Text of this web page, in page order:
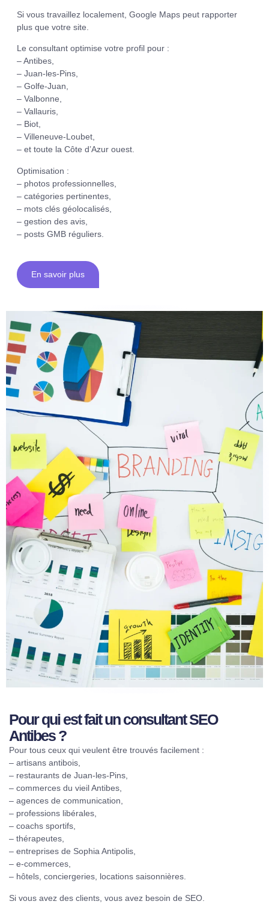
Si vous travaillez localement, Google Maps peut rapporter
plus que votre site.
Le consultant optimise votre profil pour :
– Antibes,
– Juan-les-Pins,
– Golfe-Juan,
– Valbonne,
– Vallauris,
– Biot,
– Villeneuve-Loubet,
– et toute la Côte d’Azur ouest.
Optimisation :
– photos professionnelles,
– catégories pertinentes,
– mots clés géolocalisés,
– gestion des avis,
– posts GMB réguliers.
En savoir plus
Pour qui est fait un consultant SEO
Antibes ?
Pour tous ceux qui veulent être trouvés facilement :
– artisans antibois,
– restaurants de Juan-les-Pins,
– commerces du vieil Antibes,
– agences de communication,
– professions libérales,
– coachs sportifs,
– thérapeutes,
– entreprises de Sophia Antipolis,
– e-commerces,
– hôtels, conciergeries, locations saisonnières.
Si vous avez des clients, vous avez besoin de SEO.